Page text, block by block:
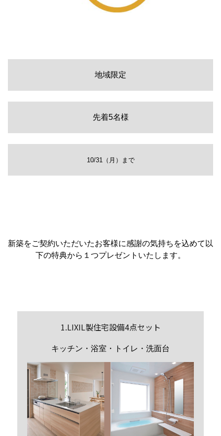
地域限定
先着5名様
10/31（月）まで
新築をご契約いただいたお客様に感謝の気持ちを込めて以
下の特典から１つプレゼントいたします。
1.LIXIL製住宅設備4点セット
キッチン・浴室・トイレ・洗面台